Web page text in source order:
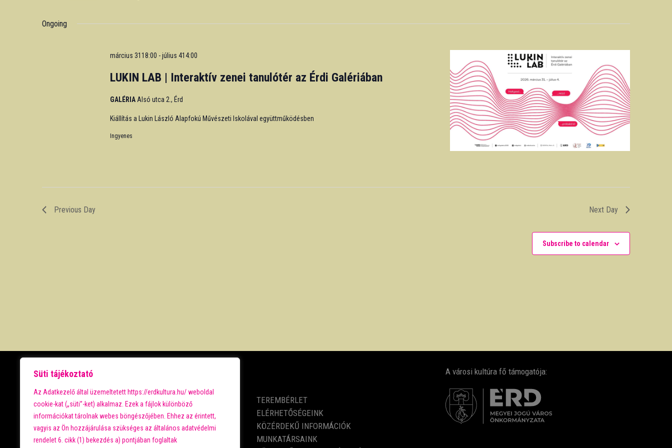
Süti tájékoztató
Az Adatkezelő által üzemeltetett https://erdkultura.hu/ weboldal
cookie-kat („süti”-ket) alkalmaz. Ezek a fájlok különböző
információkat tárolnak webes böngészőjében. Ehhez az érintett,
vagyis az Ön hozzájárulása szükséges az általános adatvédelmi
rendelet 6. cikk (1) bekezdés a) pontjában foglaltak
Keyword.
date.
Ongoing
március 3118:00 -július 414:00
LUKIN LAB | Interaktív zenei tanulótér az Érdi Galériában
GALÉRIA Alsó utca 2., Érd
Kiállítás a Lukin László Alapfokú Művészeti Iskolával együttműködésben
Ingyenes
Previous Day Next Day
Subscribe to calendar
PROGRAMOK
NAPTÁR
SZEPES
GALÉRIA
PARKVÁROS
TEREMBÉRLET
ELÉRHETŐSÉGEINK
KÖZÉRDEKŰ INFORMÁCIÓK
MUNKATÁRSAINK
A városi kultúra fő támogatója: